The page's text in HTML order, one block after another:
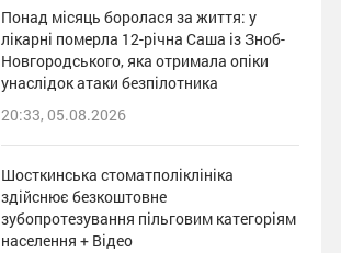
Понад місяць боролася за життя: у
лікарні померла 12-річна Саша із Зноб-
Новгородського, яка отримала опіки
унаслідок атаки безпілотника
20:33, 05.08.2026
Шосткинська стоматполіклініка
здійснює безкоштовне
зубопротезування пільговим категоріям
населення + Відео